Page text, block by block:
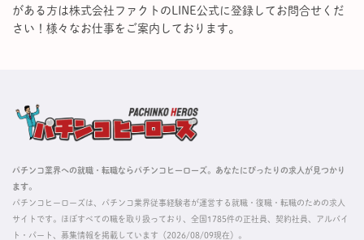
がある方は株式会社ファクトのLINE公式に登録してお問合せくだ
さい！様々なお仕事をご案内しております。
パチンコ業界への就職・転職ならパチンコヒーローズ。あなたにぴったりの求人が見つかり
ます。
パチンコヒーローズは、パチンコ業界従事経験者が運営する就職・復職・転職のための求人
サイトです。ほぼすべての職を取り扱っており、全国1785件の正社員、契約社員、アルバイ
ト・パート、募集情報を掲載しています（2026/08/09現在）。